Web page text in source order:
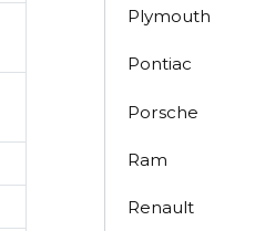
Plymouth
Pontiac
Porsche
Ram
Renault